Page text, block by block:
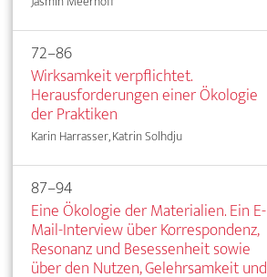
72–86
Wirksamkeit verpflichtet.
Herausforderungen einer Ökologie
der Praktiken
Karin Harrasser, Katrin Solhdju
87–94
Eine Ökologie der Materialien. Ein E-
Mail-Interview über Korrespondenz,
Resonanz und Besessenheit sowie
über den Nutzen, Gelehrsamkeit und